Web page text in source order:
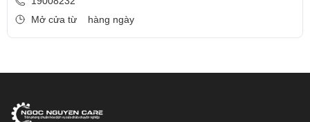
Mở cửa từ
hàng ngày